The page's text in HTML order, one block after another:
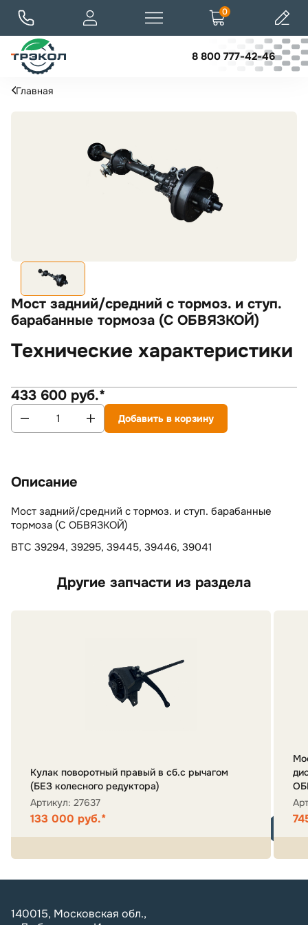
8 800 777-42-46
0
Главная
Мост задний/средний с тормоз. и ступ.
барабанные тормоза (С ОБВЯЗКОЙ)
Технические характеристики
433 600 руб.*
Добавить в корзину
Описание
Мост задний/средний с тормоз. и ступ. барабанные
тормоза (С ОБВЯЗКОЙ)
ВТС 39294, 39295, 39445, 39446, 39041
Другие запчасти из раздела
Кулак поворотный правый в сб.с рычагом
(БЕЗ колесного редуктора)
Артикул: 27637
133 000 руб.*
140015, Московская обл.,